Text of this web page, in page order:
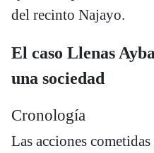
del recinto Najayo.
El caso Llenas
una sociedad
Cronología
Las acciones